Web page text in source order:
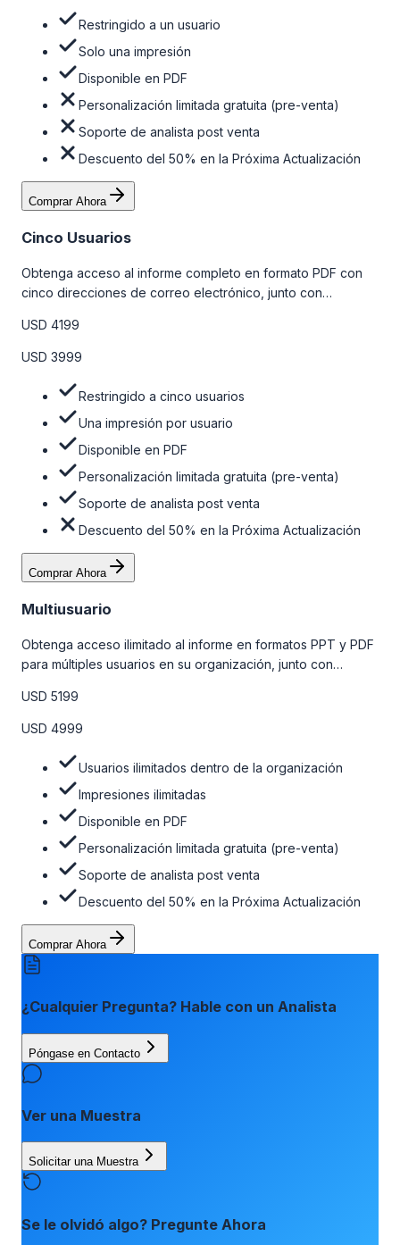
Restringido a un usuario
Solo una impresión
Disponible en PDF
Personalización limitada gratuita (pre-venta)
Soporte de analista post venta
Descuento del 50% en la Próxima Actualización
Comprar Ahora
Cinco Usuarios
Obtenga acceso al informe completo en formato PDF con
cinco direcciones de correo electrónico, junto con
venta y el soporte post-venta de nuestros analistas. Para
obtener más información, consulte la tabla de precios a
USD 4199
USD 3999
Restringido a cinco usuarios
Una impresión por usuario
Disponible en PDF
Personalización limitada gratuita (pre-venta)
Soporte de analista post venta
Descuento del 50% en la Próxima Actualización
Comprar Ahora
Multiusuario
Obtenga acceso ilimitado al informe en formatos PPT y PDF
para múltiples usuarios en su organización, junto con
venta, el soporte post-venta de nuestros analistas y una
opción de actualización gratuita del informe dentro de 180
la tabla de precios a continuación.
USD 5199
USD 4999
Usuarios ilimitados dentro de la organización
Impresiones ilimitadas
Disponible en PDF
Personalización limitada gratuita (pre-venta)
Soporte de analista post venta
Descuento del 50% en la Próxima Actualización
Comprar Ahora
¿Cualquier Pregunta? Hable con un Analista
Póngase en Contacto
Ver una Muestra
Solicitar una Muestra
Se le olvidó algo? Pregunte Ahora